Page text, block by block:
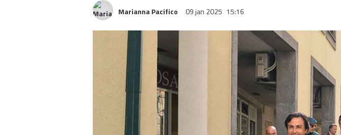
Marianna Pacifico 09 jan 2025 15:16